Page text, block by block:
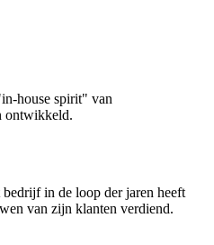
house spirit" van
ontwikkeld.
in de loop der jaren heeft
van zijn klanten verdiend.